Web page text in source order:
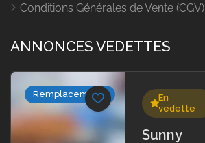
Conditions Générales de Vente (CGV)
ANNONCES VEDETTES
Remplacements
En
vedette
Sunny